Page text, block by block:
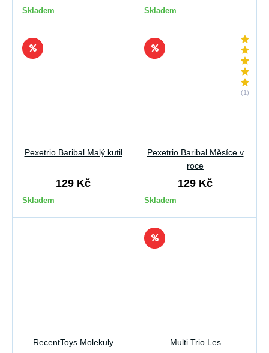
Skladem Skladem
Pexetrio Baribal Malý kutil
129 Kč
Skladem
(1)
Pexetrio Baribal Měsíce v
roce
129 Kč
Skladem
RecentToys Molekuly Multi Trio Les